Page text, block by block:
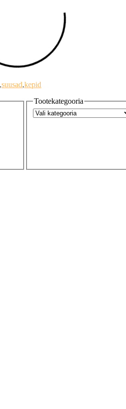
suusad kepid
Tootekategooria